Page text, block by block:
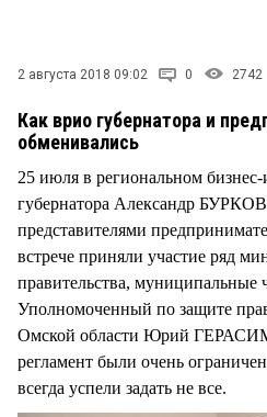
2 августа 2018 09:02 0 2742
Как врио губернатора и
обменивались
25 июля в региональном
губернатора Александр БУРКОВ
представителями
встрече приняли участие ряд
правительства, муниципальные
Уполномоченный по защите
Омской области Юрий
регламент были очень
всегда успели задать не все.